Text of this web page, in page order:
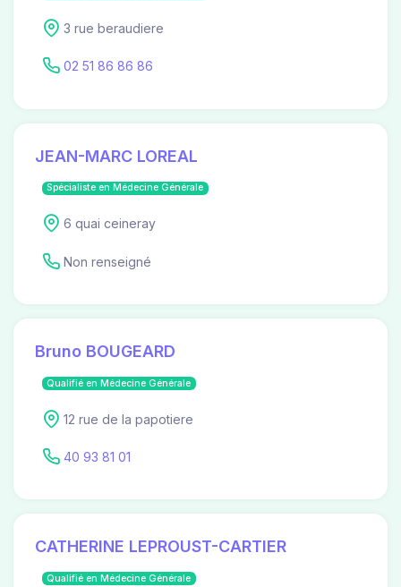
3 rue beraudiere
02 51 86 86 86
JEAN-MARC LOREAL
Spécialiste en Médecine Générale
6 quai ceineray
Non renseigné
Bruno BOUGEARD
Qualifié en Médecine Générale
12 rue de la papotiere
40 93 81 01
CATHERINE LEPROUST-CARTIER
Qualifié en Médecine Générale